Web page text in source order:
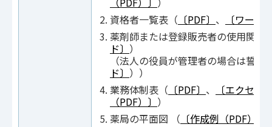
資格者一覧表（ 〔PDF〕 、
〔ワード
薬剤師または登録販売者の使用関係
ド〕 ）
（法人の役員が管理者の場合は誓約
ド〕 ））
業務体制表（ 〔PDF〕 、
〔エクセル
（PDF）〕 ）
薬局の平面図 （ 〔作成例（PDF）〕